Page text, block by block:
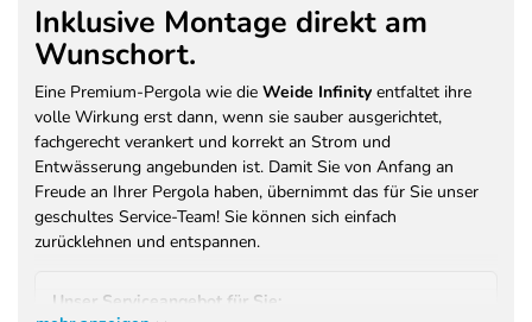
Stromanschluss
für Licht und optionales
Farbe
Anthrazit (RAL 7016)
Beschichtung /
Brandschutz
Pulverbeschichtung –
Brandschutzklasse A2-s1, d0 (EN
13501)
Garantie Motor /
Antrieb
3 Jahre Herstellergarantie
/ Beschichtung
Pulverbeschichtung
Inklusive Montage direkt am
Wunschort.
Eine Premium-Pergola wie die Weide Infinity entfaltet ihre
volle Wirkung erst dann, wenn sie sauber ausgerichtet,
fachgerecht verankert und korrekt an Strom und
Entwässerung angebunden ist. Damit Sie von Anfang an
Freude an Ihrer Pergola haben, übernimmt das für Sie unser
geschultes Service-Team! Sie können sich einfach
zurücklehnen und entspannen.
Unser Serviceangebot für Sie: